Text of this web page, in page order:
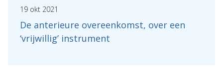
19 okt 2021
De anterieure overeenkomst, over een
‘vrijwillig’ instrument